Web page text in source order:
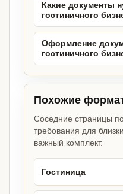
Какие документы
гостиничного
Оформление
гостиничного
Похожие
Соседние страницы
требования для
важный комплект.
Гостиница